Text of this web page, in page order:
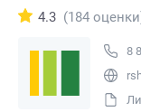
8
4.3 (184